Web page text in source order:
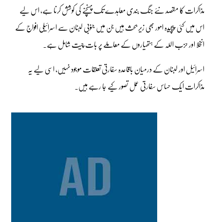
مذاکرات کا مقصد نئے جنگ بندی معاہدے تک پہنچنے کی کوشش کرنا ہے، اس لیے
اس میں کئی پیچیدہ امور بھی زیر بحث ہیں جن میں جنوبی لبنان سے اسرائیلی افواج کے
انخلا اور حزب اللہ کے ہتھیاروں کے معاملے پر بات چیت شامل ہے۔
اسرائیل اور لبنان کے درمیان باقاعدہ سفارتی تعلقات موجود نہیں، اسی لیے یہ
مذاکرات ایک حساس سفارتی عمل تصور کیے جا رہے ہیں۔